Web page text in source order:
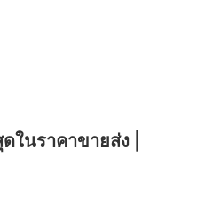
ในราคาขายส่ง |